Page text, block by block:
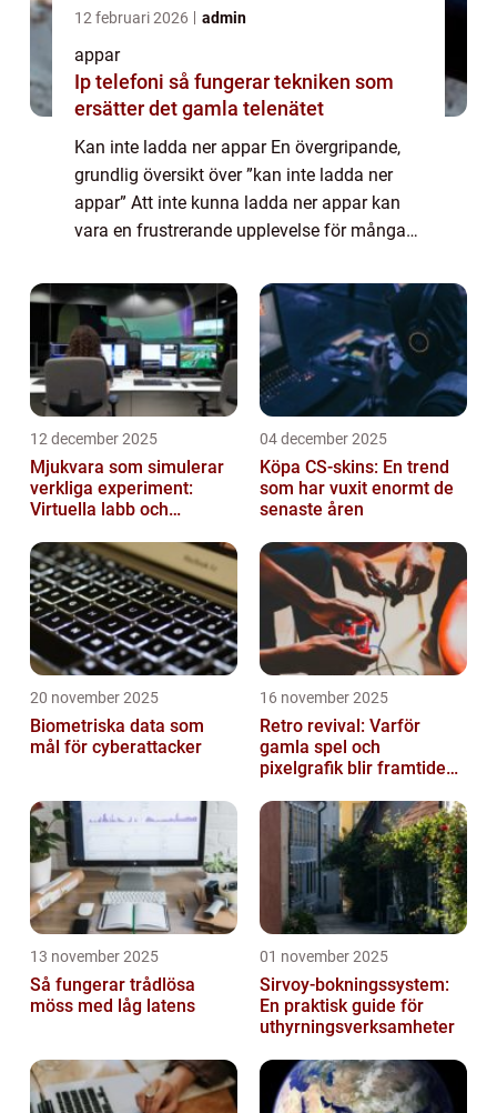
12 februari 2026 admin
appar
Ip telefoni så fungerar tekniken som
ersätter det gamla telenätet
Kan inte ladda ner appar En övergripande,
grundlig översikt över ”kan inte ladda ner
appar” Att inte kunna ladda ner appar kan
vara en frustrerande upplevelse för många
orsaker till detta problem och ...
12 december 2025
Mjukvara som simulerar
verkliga experiment:
Virtuella labb och
04 december 2025
Köpa CS-skins: En trend
som har vuxit enormt de
senaste åren
20 november 2025
Biometriska data som
mål för cyberattacker
16 november 2025
Retro revival: Varför
gamla spel och
pixelgrafik blir framtidens
13 november 2025
Så fungerar trådlösa
möss med låg latens
01 november 2025
Sirvoy-bokningssystem:
En praktisk guide för
uthyrningsverksamheter